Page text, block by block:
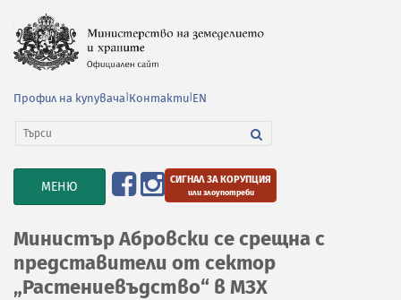
Профил на купувача Контакти EN
TOGGLE
NAVIGATION
МЕНЮ СИГНАЛ ЗА КОРУПЦИЯ
или злоупотреби
Министър Абровски се срещна с
представители от сектор
„Растениевъдство“ в МЗХ